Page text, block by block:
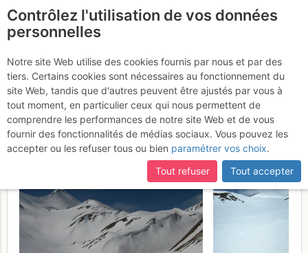
Piz Blaisun: da Madulain
per la Val d'Es-cha
Samedi 12
mars 2011
Contrôlez l'utilisation de vos données
personnelles
Notre site Web utilise des cookies fournis par nous et par des
tiers. Certains cookies sont nécessaires au fonctionnement du
site Web, tandis que d'autres peuvent être ajustés par vous à
tout moment, en particulier ceux qui nous permettent de
comprendre les performances de notre site Web et de vous
fournir des fonctionnalités de médias sociaux. Vous pouvez les
accepter ou les refuser tous ou bien paramétrer vos choix.
Tout refuser
Tout accepter